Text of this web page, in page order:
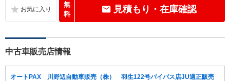
無
料
見積もり・在庫確認
中古車販売店情報
オートPAX 川野辺自動車販売（株） 羽生122号バイパス店JU適正販売